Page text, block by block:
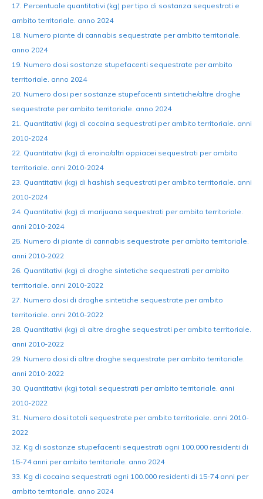
17. Percentuale quantitativi (kg) per tipo di sostanza sequestrati e
ambito territoriale. anno 2024
18. Numero piante di cannabis sequestrate per ambito territoriale.
anno 2024
19. Numero dosi sostanze stupefacenti sequestrate per ambito
territoriale. anno 2024
20. Numero dosi per sostanze stupefacenti sintetiche/altre droghe
sequestrate per ambito territoriale. anno 2024
21. Quantitativi (kg) di cocaina sequestrati per ambito territoriale. anni
2010-2024
22. Quantitativi (kg) di eroina/altri oppiacei sequestrati per ambito
territoriale. anni 2010-2024
23. Quantitativi (kg) di hashish sequestrati per ambito territoriale. anni
2010-2024
24. Quantitativi (kg) di marijuana sequestrati per ambito territoriale.
anni 2010-2024
25. Numero di piante di cannabis sequestrate per ambito territoriale.
anni 2010-2022
26. Quantitativi (kg) di droghe sintetiche sequestrati per ambito
territoriale. anni 2010-2022
27. Numero dosi di droghe sintetiche sequestrate per ambito
territoriale. anni 2010-2022
28. Quantitativi (kg) di altre droghe sequestrati per ambito territoriale.
anni 2010-2022
29. Numero dosi di altre droghe sequestrate per ambito territoriale.
anni 2010-2022
30. Quantitativi (kg) totali sequestrati per ambito territoriale. anni
2010-2022
31. Numero dosi totali sequestrate per ambito territoriale. anni 2010-
2022
32. Kg di sostanze stupefacenti sequestrati ogni 100.000 residenti di
15-74 anni per ambito territoriale. anno 2024
33. Kg di cocaina sequestrati ogni 100.000 residenti di 15-74 anni per
ambito territoriale. anno 2024